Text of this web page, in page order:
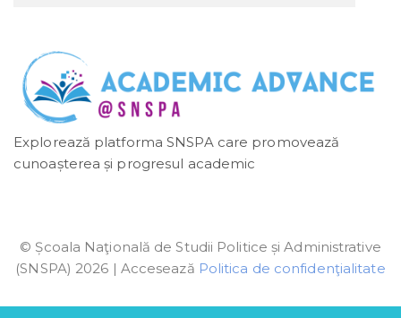
Explorează platforma SNSPA care promovează
cunoașterea și progresul academic
© Școala Naţională de Studii Politice și Administrative
(SNSPA) 2026 | Accesează Politica de confidenţialitate